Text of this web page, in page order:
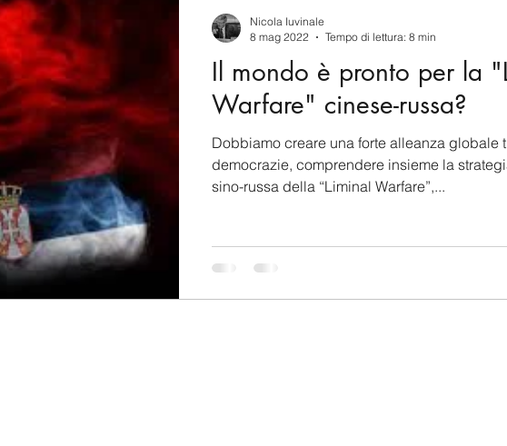
Cina USA Nuova Zelanda Russia
del Nord Corea del Sud Italia Australia Germania
Asia centrale
Il mondo è pronto per la
Warfare" cinese-russa?
Dobbiamo creare una forte alleanza globale
democrazie, comprendere insieme la
sino-russa della “Liminal Warfare”,...
Nicola Iuvinale
8 mag 2022
Tempo di lettura: 8 min